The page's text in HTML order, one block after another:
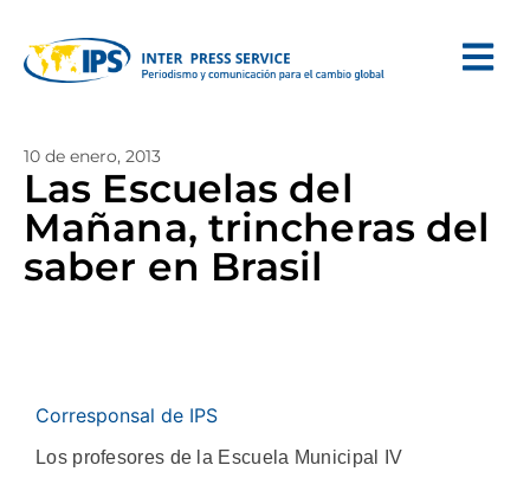
10 de enero, 2013
Las Escuelas del
Mañana, trincheras del
saber en Brasil
Corresponsal de IPS
Los profesores de la Escuela Municipal IV